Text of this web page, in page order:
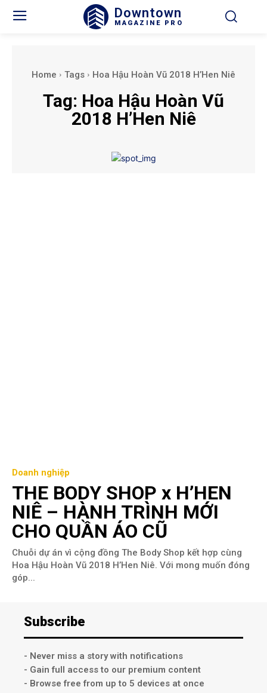
Downtown
MAGAZINE PRO
Home Tags Hoa Hậu Hoàn Vũ 2018 H’Hen Niê
Tag: Hoa Hậu Hoàn Vũ
2018 H’Hen Niê
Doanh nghiệp
THE BODY SHOP x H’HEN
NIÊ – HÀNH TRÌNH MỚI
CHO QUẦN ÁO CŨ
Chuỗi dự án vì cộng đồng The Body Shop kết hợp cùng
Hoa Hậu Hoàn Vũ 2018 H’Hen Niê. Với mong muốn đóng
góp...
Subscribe
- Never miss a story with notifications
- Gain full access to our premium content
- Browse free from up to 5 devices at once